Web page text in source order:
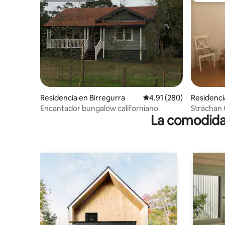
Residencia en Birregurra Calificación promedio:
4.91 (280)
Encantador bungalow californiano
Strachan
La